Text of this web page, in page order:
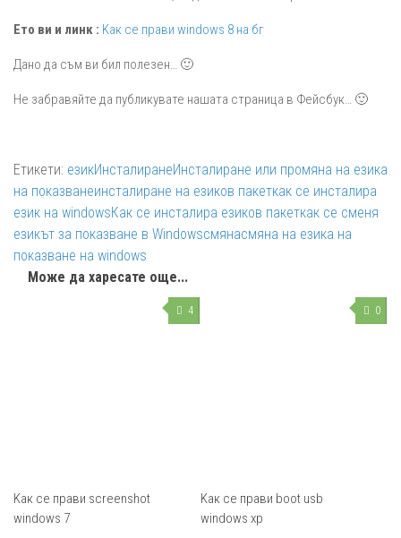
Ето ви и линк : Kак се прави windows 8 на бг
Дано да съм ви бил полезен… 🙂
Не забравяйте да публикувате нашата страница в Фейсбук… 🙂
Етикети: езикИнсталиранеИнсталиране или промяна на езика
на показванеинсталиране на езиков пакеткак се инсталира
език на windowsКак се инсталира езиков пакеткак се сменя
езикът за показване в Windowsсмянасмяна на езика на
показване на windows
Може да харесате още...
4
Kак се прави screenshot
windows 7
0
Kак се прави boot usb
windows xp